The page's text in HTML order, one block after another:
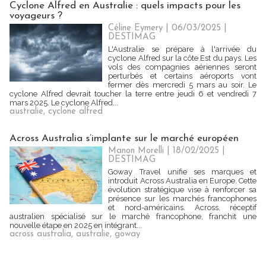
Cyclone Alfred en Australie : quels impacts pour les
voyageurs ?
Céline Eymery | 06/03/2025
DESTIMAG
L'Australie se prépare à l'arrivée du
cyclone Alfred sur la côte Est du pays. Les
vols des compagnies aériennes seront
perturbés et certains aéroports vont
fermer dès mercredi 5 mars au soir. Le
cyclone Alfred devrait toucher la terre entre jeudi 6 et vendredi 7
mars 2025. Le cyclone Alfred...
australie, cyclone alfred
Across Australia s’implante sur le marché européen
Manon Morelli | 18/02/2025
DESTIMAG
Goway Travel unifie ses marques et
introduit Across Australia en Europe. Cette
évolution stratégique vise à renforcer sa
présence sur les marchés francophones
et nord-américains. Across, réceptif
australien spécialisé sur le marché francophone, franchit une
nouvelle étape en 2025 en intégrant...
across australia, australie, goway